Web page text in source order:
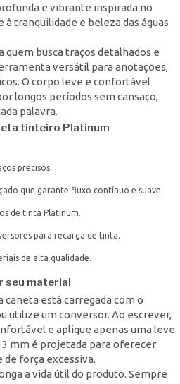
e vibrante inspirada no
tranquilidade e beleza das águas
quem busca traços detalhados e
versátil para anotações,
O corpo leve e confortável
longos períodos sem cansaço,
palavra.
tinteiro Platinum
precisos.
que garante fluxo contínuo e suave.
de tinta Platinum.
para recarga de tinta.
de alta qualidade.
seu material
caneta está carregada com o
utilize um conversor. Ao escrever,
e aplique apenas uma leve
mm é projetada para oferecer
de força excessiva.
a vida útil do produto. Sempre